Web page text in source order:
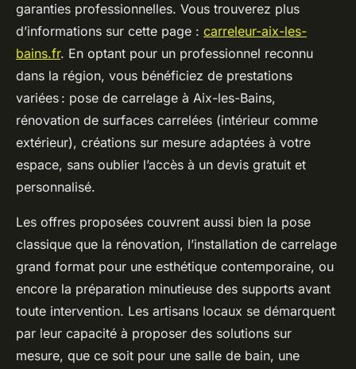
garanties professionnelles. Vous trouverez plus
d’informations sur cette page : carreleur-aix-les-
bains.fr. En optant pour un professionnel reconnu
dans la région, vous bénéficiez de prestations
variées : pose de carrelage à Aix-les-Bains,
rénovation de surfaces carrelées (intérieur comme
extérieur), créations sur mesure adaptées à votre
espace, sans oublier l’accès à un devis gratuit et
personnalisé.
Les offres proposées couvrent aussi bien la pose
classique que la rénovation, l’installation de carrelage
grand format pour une esthétique contemporaine, ou
encore la préparation minutieuse des supports avant
toute intervention. Les artisans locaux se démarquent
par leur capacité à proposer des solutions sur
mesure, que ce soit pour une salle de bain, une